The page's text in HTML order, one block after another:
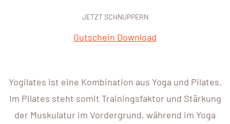
JETZT SCHNUPPERN
Gutschein Download
Yogilates ist eine Kombination aus Yoga und Pilates.
Im Pilates steht somit Trainingsfaktor und Stärkung
der Muskulatur im Vordergrund, während im Yoga